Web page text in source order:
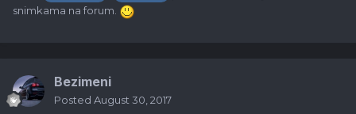
snimkama na forum.
Bezimeni
Posted August 30, 2017